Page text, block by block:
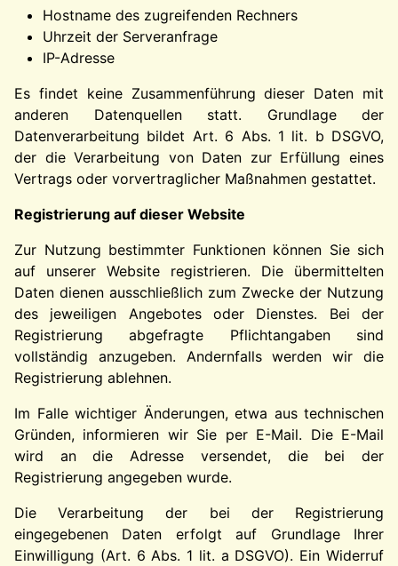
Hostname des zugreifenden Rechners
Uhrzeit der Serveranfrage
IP-Adresse
Es findet keine Zusammenführung dieser Daten mit
anderen Datenquellen statt. Grundlage der
Datenverarbeitung bildet Art. 6 Abs. 1 lit. b DSGVO,
der die Verarbeitung von Daten zur Erfüllung eines
Vertrags oder vorvertraglicher Maßnahmen gestattet.
Registrierung auf dieser Website
Zur Nutzung bestimmter Funktionen können Sie sich
auf unserer Website registrieren. Die übermittelten
Daten dienen ausschließlich zum Zwecke der Nutzung
des jeweiligen Angebotes oder Dienstes. Bei der
Registrierung abgefragte Pflichtangaben sind
vollständig anzugeben. Andernfalls werden wir die
Registrierung ablehnen.
Im Falle wichtiger Änderungen, etwa aus technischen
Gründen, informieren wir Sie per E-Mail. Die E-Mail
wird an die Adresse versendet, die bei der
Registrierung angegeben wurde.
Die Verarbeitung der bei der Registrierung
eingegebenen Daten erfolgt auf Grundlage Ihrer
Einwilligung (Art. 6 Abs. 1 lit. a DSGVO). Ein Widerruf